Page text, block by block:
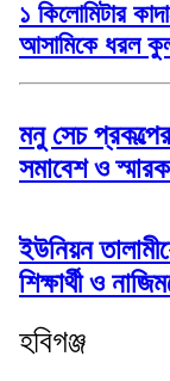
১ কিলোমিটার
আসামিকে ধরল
মনু সেচ
সমাবেশ ও
ইউনিয়ন
শিক্ষার্থী ও
হবিগঞ্জ